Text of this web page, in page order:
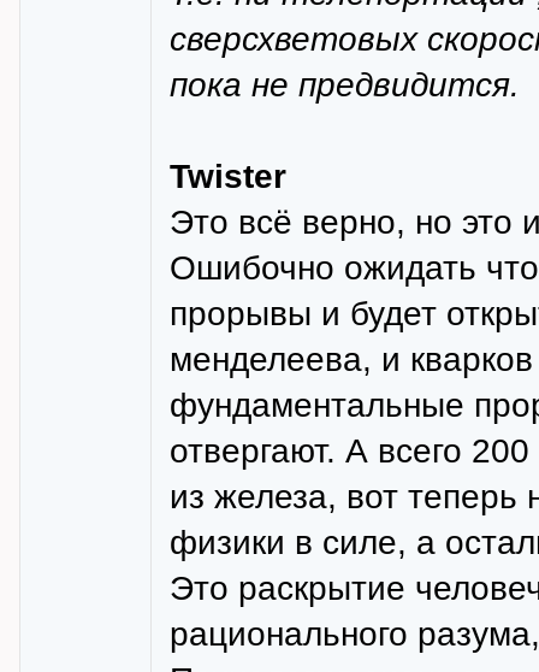
сверсхветовых
пока не предвидится.
Twister
Это всё верно, но это
Ошибочно ожидать
прорывы и будет
менделеева, и
фундаментальные
отвергают. А всего
из железа, вот теперь
физики в силе, а
Это раскрытие
рационального